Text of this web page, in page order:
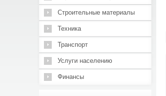
Строительные материалы
Техника
Транспорт
Услуги населению
Финансы